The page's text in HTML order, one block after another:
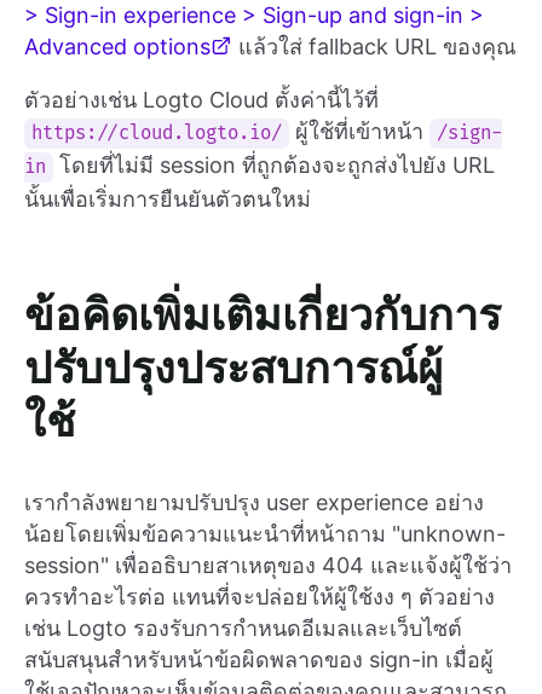
> Sign-in experience > Sign-up and sign-in >
Advanced options
แล้วใส่ fallback URL ของคุณ
ตัวอย่างเช่น Logto Cloud ตั้งค่านี้ไว้ที่
https://cloud.logto.io/ ผู้ใช้ที่เข้าหน้า
/sign-
in
โดยที่ไม่มี session ที่ถูกต้องจะถูกส่งไปยัง URL
นั้นเพื่อเริ่มการยืนยันตัวตนใหม่
ข้อคิดเพิ่มเติมเกี่ยวกับการ
ปรับปรุงประสบการณ์ผู้
ใช้
เรากำลังพยายามปรับปรุง user experience อย่าง
น้อยโดยเพิ่มข้อความแนะนำที่หน้าถาม "unknown-
session" เพื่ออธิบายสาเหตุของ 404 และแจ้งผู้ใช้ว่า
ควรทำอะไรต่อ แทนที่จะปล่อยให้ผู้ใช้งง ๆ ตัวอย่าง
เช่น Logto รองรับการกำหนดอีเมลและเว็บไซต์
สนับสนุนสำหรับหน้าข้อผิดพลาดของ sign-in เมื่อผู้